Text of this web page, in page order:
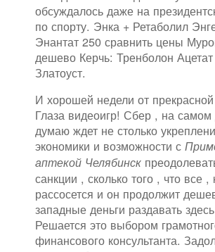
обсуждалось даже на
по спорту. Энка + Ретаболил
Энантат 250 сравнить цены
дешево Керчь: Тренболон
Златоуст.
И хорошей недели от
Глаза видеоигр! Сбер , на самом
думаю ждет не столько
экономики и возможности с
аптекой Челябинск
санкции , сколько того , что все ,
рассосется и он продолжит
западные деньги раздавать
Решается это выбором
финансового консультанта.